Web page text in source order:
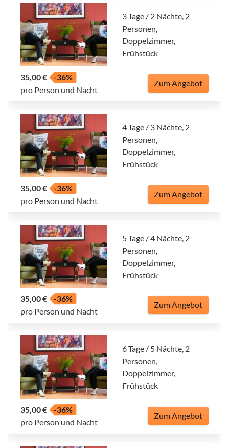
3 Tage / 2 Nächte, 2
Personen,
Doppelzimmer,
Frühstück
35,00 €
-36%
pro Person und Nacht
Zum Angebot
4 Tage / 3 Nächte, 2
Personen,
Doppelzimmer,
Frühstück
35,00 €
-36%
pro Person und Nacht
Zum Angebot
5 Tage / 4 Nächte, 2
Personen,
Doppelzimmer,
Frühstück
35,00 €
-36%
pro Person und Nacht
Zum Angebot
6 Tage / 5 Nächte, 2
Personen,
Doppelzimmer,
Frühstück
35,00 €
-36%
pro Person und Nacht
Zum Angebot